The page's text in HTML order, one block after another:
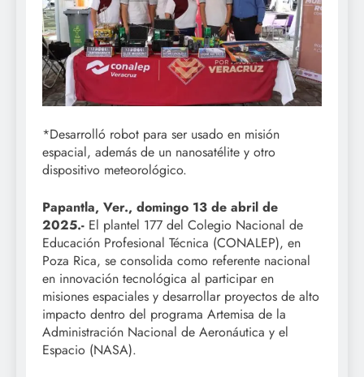
*Desarrolló robot para ser usado en misión
espacial, además de un nanosatélite y otro
dispositivo meteorológico.
Papantla, Ver., domingo 13 de abril de
2025.- El plantel 177 del Colegio Nacional de
Educación Profesional Técnica (CONALEP), en
Poza Rica, se consolida como referente nacional
en innovación tecnológica al participar en
misiones espaciales y desarrollar proyectos de alto
impacto dentro del programa Artemisa de la
Administración Nacional de Aeronáutica y el
Espacio (NASA).